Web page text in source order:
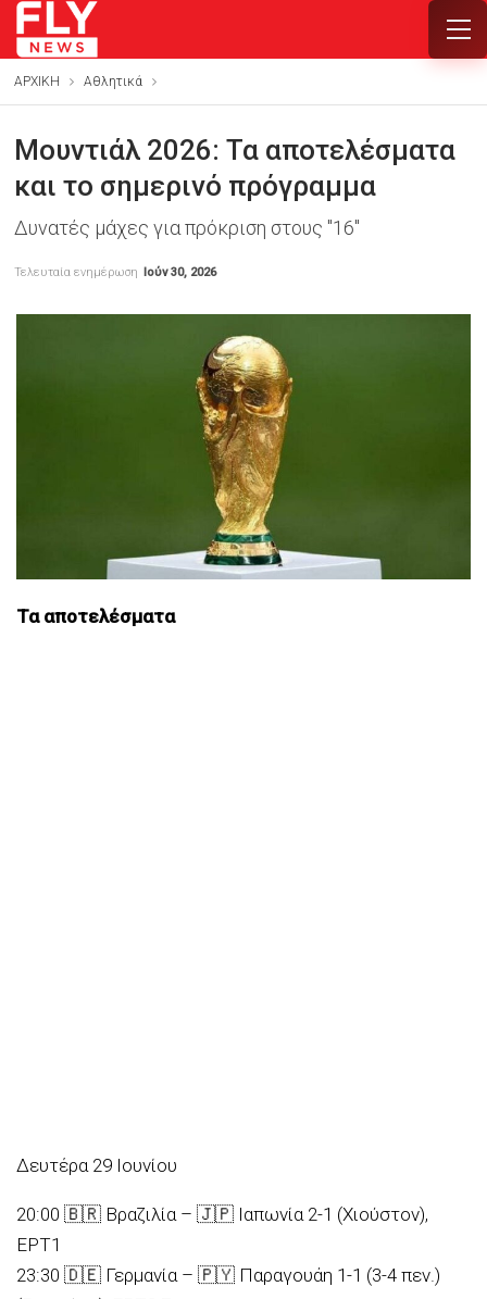
ΑΡΧΙΚΗ Αθλητικά
Μουντιάλ 2026: Τα αποτελέσματα
και το σημερινό πρόγραμμα
Δυνατές μάχες για πρόκριση στους "16"
Τελευταία ενημέρωση Ιούν 30, 2026
Τα αποτελέσματα
Δευτέρα 29 Ιουνίου
20:00 🇧🇷 Βραζιλία – 🇯🇵 Ιαπωνία 2-1 (Χιούστον),
ΕΡΤ1
23:30 🇩🇪 Γερμανία – 🇵🇾 Παραγουάη 1-1 (3-4 πεν.)